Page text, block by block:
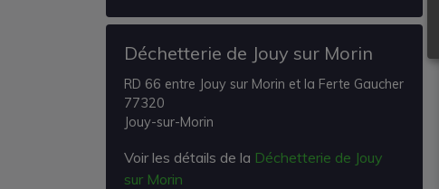
Déchetterie de Jouy sur Morin
RD 66 entre Jouy sur Morin et la Ferte Gaucher
77320
Jouy-sur-Morin
Voir les détails de la Déchetterie de Jouy
sur Morin